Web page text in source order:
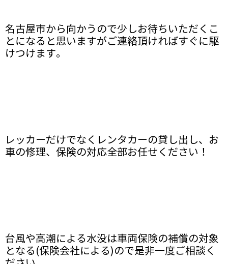
名古屋市から向かうので少しお待ちいただくこ
とになると思いますがご連絡頂ければすぐに駆
けつけます。
レッカーだけでなくレンタカーの貸し出し、お
車の修理、保険の対応全部お任せください！
台風や高潮による水没は車両保険の補償の対象
となる(保険会社による)ので是非一度ご相談く